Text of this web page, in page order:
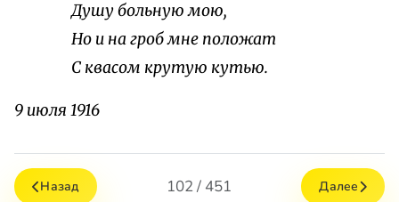
Душу больную мою,
Но и на гроб мне положат
С квасом крутую кутью.
9 июля 1916
Назад 102 / 451 Далее